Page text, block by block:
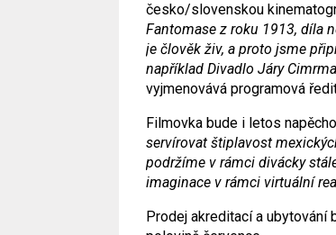
česko/slovenskou
Fantomase z roku 1913, díla
je člověk živ, a proto jsme
například Divadlo Járy
vyjmenovává programová
Filmovka bude i letos
servírovat štiplavost
podržíme v rámci divácky
imaginace v rámci virtuální
Prodej akreditací a ubytování